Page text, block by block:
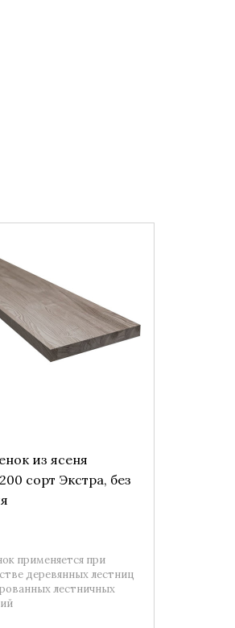
из ясеня
сорт Экстра, без
применяется при
деревянных лестниц
лестничных